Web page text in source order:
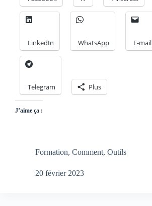
LinkedIn WhatsApp E-mail
Telegram Plus
J’aime ça :
Formation, Comment, Outils
20 février 2023